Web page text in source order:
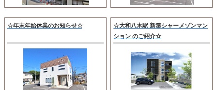
☆年末年始休業のお知らせ☆
☆大和八木駅 新築シャーメゾンマン
ション のご紹介☆